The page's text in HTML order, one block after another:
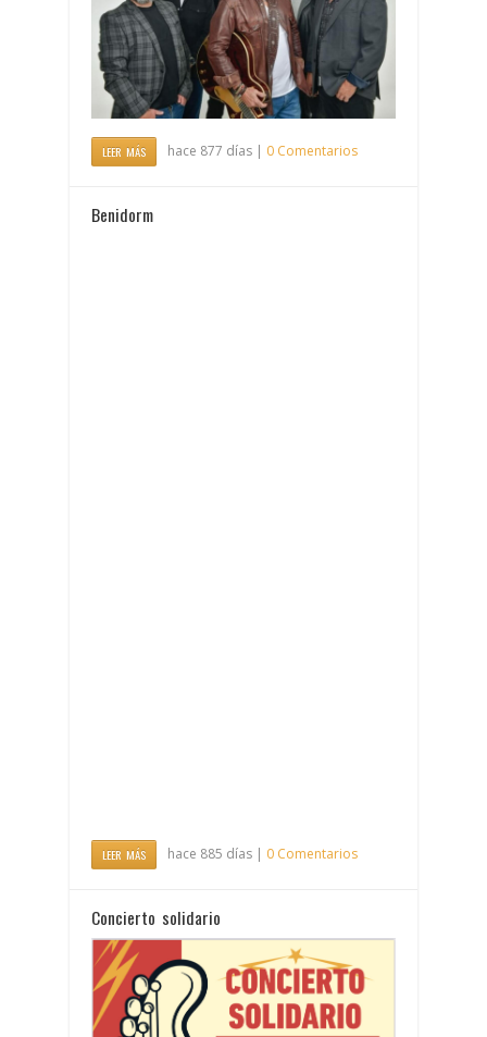
LEER MÁS hace 877 días | 0 Comentarios
Benidorm
LEER MÁS hace 885 días | 0 Comentarios
Concierto solidario